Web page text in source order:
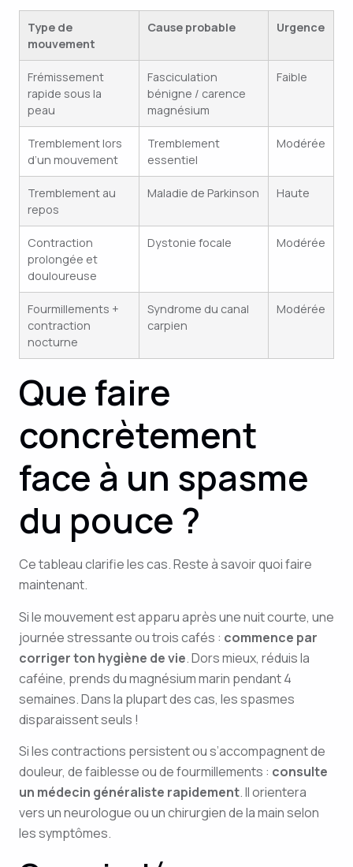
Type de
mouvement
Cause probable Urgence
Frémissement
rapide sous la
peau
Fasciculation
bénigne / carence
magnésium
Faible
Tremblement lors
d’un mouvement
Tremblement
essentiel
Modérée
Tremblement au
repos
Maladie de Parkinson Haute
Contraction
prolongée et
douloureuse
Dystonie focale Modérée
Fourmillements +
contraction
nocturne
Syndrome du canal
carpien
Modérée
Que faire
concrètement
face à un spasme
du pouce ?
Ce tableau clarifie les cas. Reste à savoir quoi faire
maintenant.
Si le mouvement est apparu après une nuit courte, une
journée stressante ou trois cafés : commence par
corriger ton hygiène de vie. Dors mieux, réduis la
caféine, prends du magnésium marin pendant 4
semaines. Dans la plupart des cas, les spasmes
disparaissent seuls !
Si les contractions persistent ou s’accompagnent de
douleur, de faiblesse ou de fourmillements : consulte
un médecin généraliste rapidement. Il orientera
vers un neurologue ou un chirurgien de la main selon
les symptômes.